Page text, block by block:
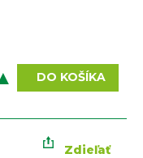
DO KOŠÍKA
Zdieľať